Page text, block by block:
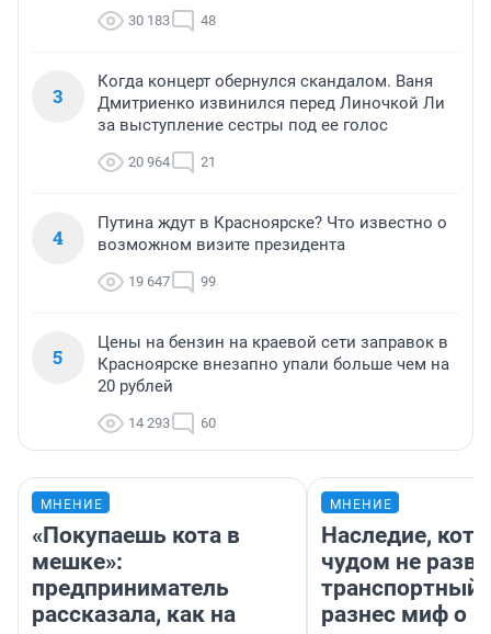
30 183 48
3
Когда концерт обернулся скандалом. Ваня
Дмитриенко извинился перед Линочкой Ли
за выступление сестры под ее голос
20 964 21
4
Путина ждут в Красноярске? Что известно о
возможном визите президента
19 647 99
5
Цены на бензин на краевой сети заправок в
Красноярске внезапно упали больше чем на
20 рублей
14 293 60
МНЕНИЕ
«Покупаешь кота в
мешке»:
предприниматель
рассказала, как на
МНЕНИЕ
Наследие,
чудом не
транспортный
разнес миф о